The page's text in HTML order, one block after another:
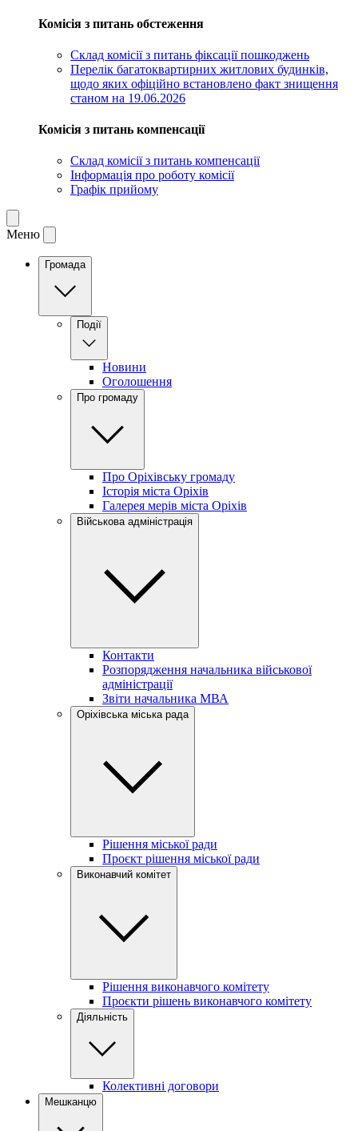
Комісія з питань обстеження
Склад комісії з питань фіксації пошкоджень
Перелік багатоквартирних житлових будинків,
щодо яких офіційно встановлено факт знищення
станом на 19.06.2026
Комісія з питань компенсації
Склад комісії з питань компенсації
Інформація про роботу комісії
Графік прийому
Меню
Громада
Події
Новини
Оголошення
Про громаду
Про Оріхівську громаду
Історія міста Оріхів
Галерея мерів міста Оріхів
Військова адміністрація
Контакти
Розпорядження начальника військової
адміністрації
Звіти начальника МВА
Оріхівська міська рада
Рішення міської ради
Проєкт рішення міської ради
Виконавчий комітет
Рішення виконавчого комітету
Проєкти рішень виконавчого комітету
Діяльність
Колективні договори
Мешканцю